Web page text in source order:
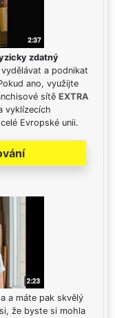
zdatný
a podnikat
ano, využijte
sítě EXTRA
vyklízecích
Evropské unii.
a máte pak skvělý
že byste si mohla